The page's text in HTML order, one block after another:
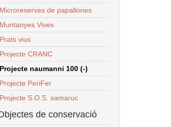
Microreserves de papallones
Muntanyes Vives
Prats vius
Projecte CRANC
Projecte naumanni 100 (-)
Projecte PeriFer
Projecte S.O.S. samaruc
de conservació